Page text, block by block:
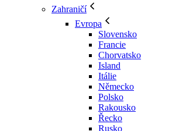
Zahraničí
Evropa
Slovensko
Francie
Chorvatsko
Island
Itálie
Německo
Polsko
Rakousko
Řecko
Rusko